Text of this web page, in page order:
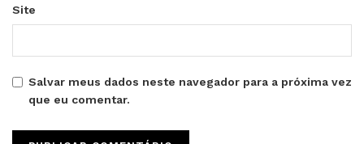
Site
Salvar meus dados neste navegador para a próxima vez
que eu comentar.